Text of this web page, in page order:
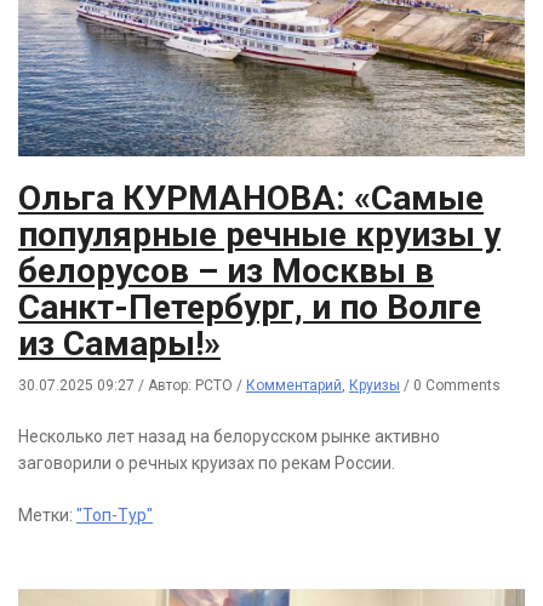
Ольга КУРМАНОВА: «Самые
популярные речные круизы у
белорусов – из Москвы в
Санкт-Петербург, и по Волге
из Самары!»
30.07.2025 09:27 / Автор: РСТО / Комментарий, Круизы / 0 Comments
Несколько лет назад на белорусском рынке активно
заговорили о речных круизах по рекам России.
Метки: "Топ-Тур"